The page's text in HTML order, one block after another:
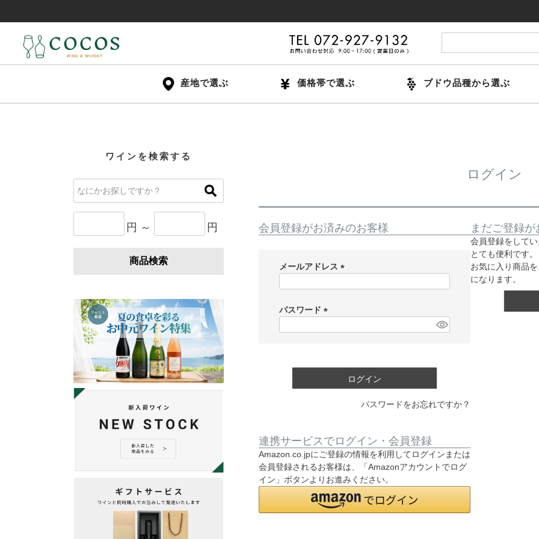
産地で選ぶ 価格帯で選ぶ ブドウ品種から選ぶ
ワインを検索する
円 ～ 円
商品検索
ログイン
会員登録がお済みのお客様
メールアドレス
)
パスワード
ログイン
パスワードをお忘れですか？
連携サービスでログイン・会員登録
Amazon.co.jpにご登録の情報を利用してログインまたは
会員登録されるお客様は、「Amazonアカウントでログ
イン」ボタンよりお進みください。
まだご登録
会員登録をして
とても便利です。
お気に入り商品
になります。